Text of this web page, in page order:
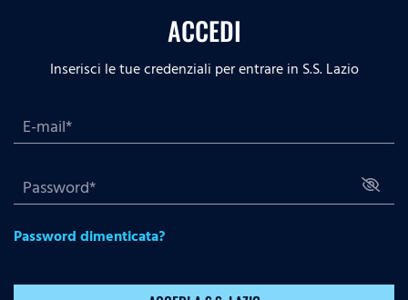
ACCEDI
Inserisci le tue credenziali per entrare in S.S. Lazio
Password dimenticata?